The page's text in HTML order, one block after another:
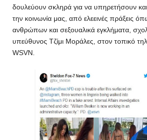
δουλεύουν σκληρά για να υπηρετήσουν
την κοινωνία μας, από ελεεινές πράξεις
ανθρώπων και σεξουαλικά εγκλήματα,
υπεύθυνος Τζίμι Μοράλες, στον τοπικό
WSVN.